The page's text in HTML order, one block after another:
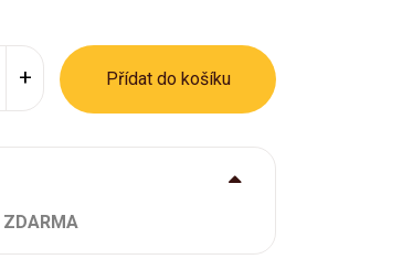
Přídat do košíku
ZDARMA